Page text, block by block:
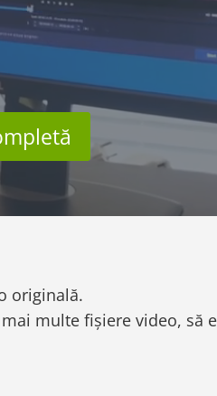
originală.
multe fișiere video, să